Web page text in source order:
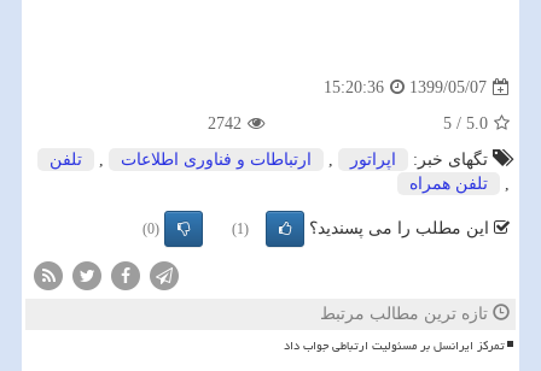
1399/05/07
15:20:36
5.0
/
5
2742
تگهای خبر:
اپراتور , ارتباطات و فناوری اطلاعات ,
تلفن
,
تلفن همراه
این مطلب را می پسندید؟ (1)
(0)
تازه ترین مطالب مرتبط
تمرکز ایرانسل بر مسئولیت ارتباطی جواب داد